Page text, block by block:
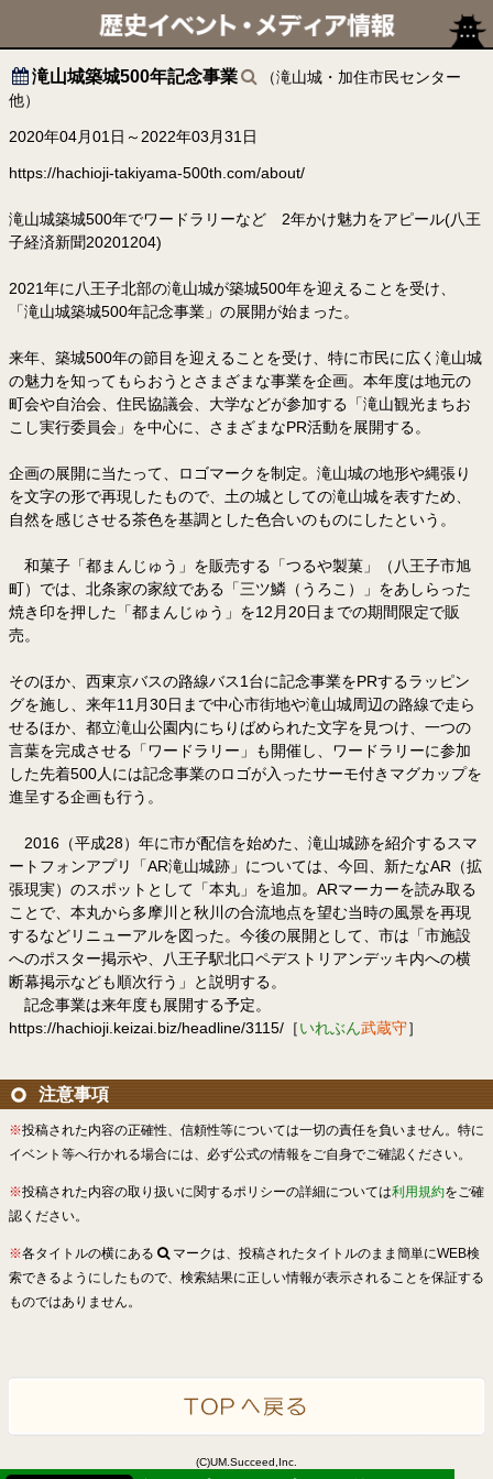
滝山城築城500年記念事業
（滝山城・加住市民センター
他）
2020年04月01日～2022年03月31日
https://hachioji-takiyama-500th.com/about/
滝山城築城500年でワードラリーなど 2年かけ魅力をアピール(八王
子経済新聞20201204)
2021年に八王子北部の滝山城が築城500年を迎えることを受け、
「滝山城築城500年記念事業」の展開が始まった。
来年、築城500年の節目を迎えることを受け、特に市民に広く滝山城
の魅力を知ってもらおうとさまざまな事業を企画。本年度は地元の
町会や自治会、住民協議会、大学などが参加する「滝山観光まちお
こし実行委員会」を中心に、さまざまなPR活動を展開する。
企画の展開に当たって、ロゴマークを制定。滝山城の地形や縄張り
を文字の形で再現したもので、土の城としての滝山城を表すため、
自然を感じさせる茶色を基調とした色合いのものにしたという。
和菓子「都まんじゅう」を販売する「つるや製菓」（八王子市旭
町）では、北条家の家紋である「三ツ鱗（うろこ）」をあしらった
焼き印を押した「都まんじゅう」を12月20日までの期間限定で販
売。
そのほか、西東京バスの路線バス1台に記念事業をPRするラッピン
グを施し、来年11月30日まで中心市街地や滝山城周辺の路線で走ら
せるほか、都立滝山公園内にちりばめられた文字を見つけ、一つの
言葉を完成させる「ワードラリー」も開催し、ワードラリーに参加
した先着500人には記念事業のロゴが入ったサーモ付きマグカップを
進呈する企画も行う。
2016（平成28）年に市が配信を始めた、滝山城跡を紹介するスマ
ートフォンアプリ「AR滝山城跡」については、今回、新たなAR（拡
張現実）のスポットとして「本丸」を追加。ARマーカーを読み取る
ことで、本丸から多摩川と秋川の合流地点を望む当時の風景を再現
するなどリニューアルを図った。今後の展開として、市は「市施設
へのポスター掲示や、八王子駅北口ペデストリアンデッキ内への横
断幕掲示なども順次行う」と説明する。
記念事業は来年度も展開する予定。
https://hachioji.keizai.biz/headline/3115/［いれぶん武蔵守］
注意事項
※投稿された内容の正確性、信頼性等については一切の責任を負いません。特に
イベント等へ行かれる場合には、必ず公式の情報をご自身でご確認ください。
※投稿された内容の取り扱いに関するポリシーの詳細については利用規約をご確
認ください。
※各タイトルの横にある
マークは、投稿されたタイトルのまま簡単にWEB検
索できるようにしたもので、検索結果に正しい情報が表示されることを保証する
ものではありません。
(C)UM.Succeed,Inc.